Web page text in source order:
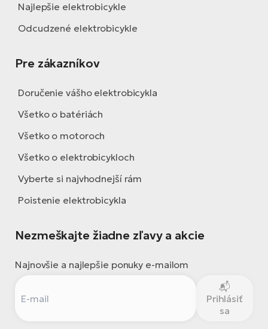
Najlepšie elektrobicykle
Odcudzené elektrobicykle
Pre zákazníkov
Doručenie vášho elektrobicykla
Všetko o batériách
Všetko o motoroch
Všetko o elektrobicykloch
Vyberte si najvhodnejší rám
Poistenie elektrobicykla
Nezmeškajte žiadne zľavy a akcie
Najnovšie a najlepšie ponuky e-mailom
Prihlásiť
sa